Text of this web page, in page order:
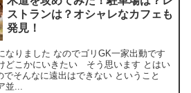
ストランは？オシャレなカフェも
発見！
なりました なのでゴリGK一家出動です
どこかにいきたい そう思います とはい
でそんなに遠出はできない ということ
並...